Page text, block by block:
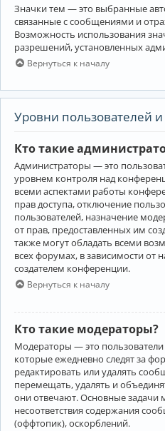
Значки тем — это выбранные
связанные с сообщениями и
Возможность использования
разрешений, установленных
Вернуться к началу
Уровни пользователей
Кто такие
Администраторы — это
уровнем контроля над
всеми аспектами работы
прав доступа, отключение
пользователей, назначение
от прав, предоставленных им
также могут обладать всеми
всех форумах, в зависимости от
создателем конференции.
Вернуться к началу
Кто такие модераторы?
Модераторы — это
которые ежедневно следят за
редактировать или удалять
перемещать, удалять и
они отвечают. Основные задачи
несоответствия содержания
(оффтопик), оскорблений.